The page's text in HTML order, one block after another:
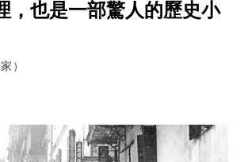
，也是一部驚人的歷史小
）